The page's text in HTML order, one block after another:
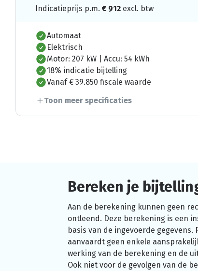
Indicatieprijs p.m.€ 912 excl. btw
Automaat
Elektrisch
Motor: 207 kW | Accu: 54 kWh
18% indicatie bijtelling
Vanaf € 39.850 fiscale waarde
Toon meer specificaties
Bereken je
Aan de berekening kunnen geen
ontleend. Deze berekening is een
basis van de ingevoerde gegevens.
aanvaardt geen enkele
werking van de berekening en de
Ook niet voor de gevolgen van de